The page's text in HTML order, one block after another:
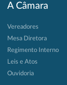
A Câmara
Vereadores
Mesa Diretora
Regimento Interno
Leis e Atos
Ouvidoria